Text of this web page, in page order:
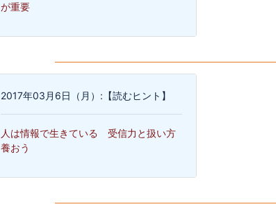
が重要
2017年03月6日（月）:【読むヒント】
人は情報で生きている 受信力と扱い方
養おう